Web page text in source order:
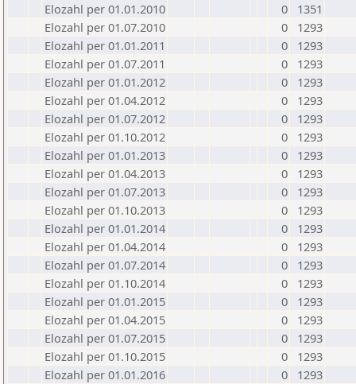
Elozahl per 01.01.2010
0
1351
Elozahl per 01.07.2010
0
1293
Elozahl per 01.01.2011
0
1293
Elozahl per 01.07.2011
0
1293
Elozahl per 01.01.2012
0
1293
Elozahl per 01.04.2012
0
1293
Elozahl per 01.07.2012
0
1293
Elozahl per 01.10.2012
0
1293
Elozahl per 01.01.2013
0
1293
Elozahl per 01.04.2013
0
1293
Elozahl per 01.07.2013
0
1293
Elozahl per 01.10.2013
0
1293
Elozahl per 01.01.2014
0
1293
Elozahl per 01.04.2014
0
1293
Elozahl per 01.07.2014
0
1293
Elozahl per 01.10.2014
0
1293
Elozahl per 01.01.2015
0
1293
Elozahl per 01.04.2015
0
1293
Elozahl per 01.07.2015
0
1293
Elozahl per 01.10.2015
0
1293
Elozahl per 01.01.2016
0
1293